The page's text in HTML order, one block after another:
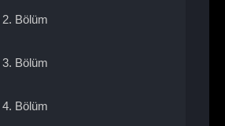
2. Bölüm
3. Bölüm
4. Bölüm